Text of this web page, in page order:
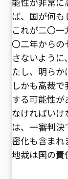
ば、国が何も
これが二〇
〇二年からの
さないよう
たし、明らか
しかも高裁
する可能性
なければいけ
は、一審判
密化も含まれ
地裁は国の責